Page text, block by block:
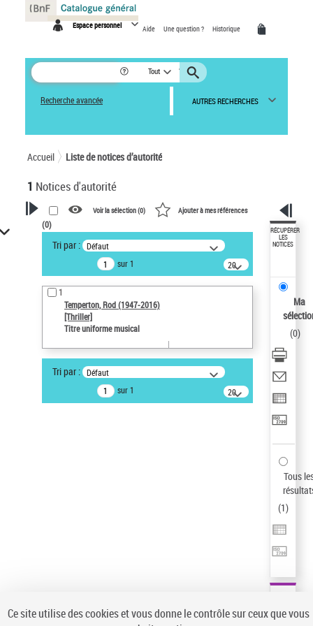
Espace personnel Aide Une question ? Historique
Tout
Recherche avancée AUTRES RECHERCHES
Accueil Liste de notices d’autorité
1 Notices d'autorité
VOTRE RECHERCHE
Recherche avancée dans les
notices d’autorité
Œuvres liées à l'auteur :
Temperton, Rod (1947-2016)
Type de notice d'autorité
Voir la sélection (0) Ajouter à mes références
(0)
Tri par : Défaut
sur 1
20
résultats/page
1
Temperton, Rod (1947-2016)
[Thriller]
Titre uniforme musical
Tri par : Défaut
sur 1
20
résultats/page
RÉCUPÉRER
LES
NOTICES
Ma
(0)
Tous
(1)
Panneau de gestion des cookies
Ce site utilise des cookies et vous donne le contrôle sur ceux que vous